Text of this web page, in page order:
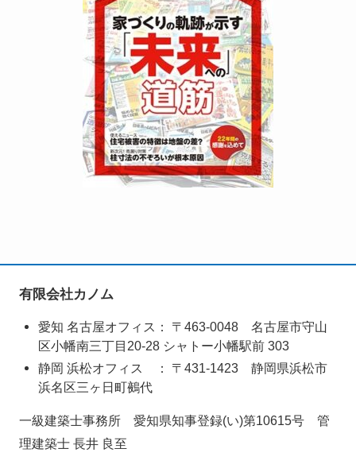
有限会社カノム
愛知 名古屋オフィス： 〒463-0048 名古屋市守山
区小幡南三丁目20-28 シャトー小幡駅前 303
静岡 浜松オフィス ： 〒431‑1423 静岡県浜松市
浜名区三ヶ日町鵺代
一級建築士事務所 愛知県知事登録(い)第10615号 管
理建築士 長井 良至